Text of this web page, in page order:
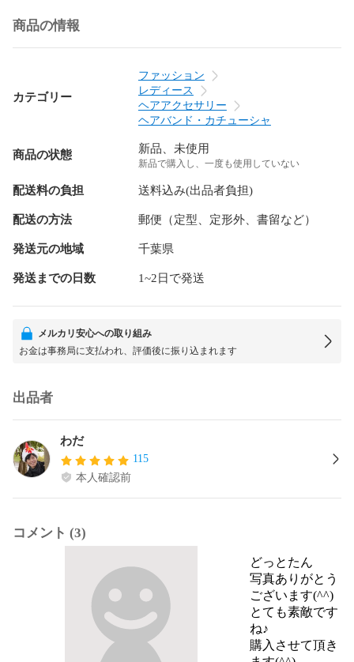
商品の情報
カテゴリー
ファッション
レディース
ヘアアクセサリー
ヘアバンド・カチューシャ
商品の状態 新品、未使用
新品で購入し、一度も使用していない
配送料の負担 送料込み(出品者負担)
配送の方法 郵便（定型、定形外、書留など）
発送元の地域 千葉県
発送までの日数 1~2日で発送
メルカリ安心への取り組み
お金は事務局に支払われ、評価後に振り込まれます
出品者
わだ
115
本人確認前
コメント (3)
どっとたん
写真ありがとう
ございます(^^)
とても素敵です
ね♪
購入させて頂き